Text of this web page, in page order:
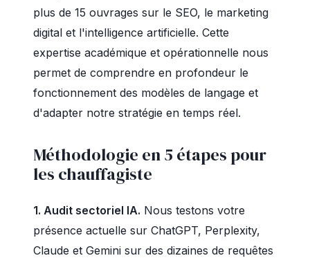
plus de 15 ouvrages sur le SEO, le marketing
digital et l'intelligence artificielle. Cette
expertise académique et opérationnelle nous
permet de comprendre en profondeur le
fonctionnement des modèles de langage et
d'adapter notre stratégie en temps réel.
Méthodologie en 5 étapes pour
les chauffagiste
1. Audit sectoriel IA. Nous testons votre
présence actuelle sur ChatGPT, Perplexity,
Claude et Gemini sur des dizaines de requêtes